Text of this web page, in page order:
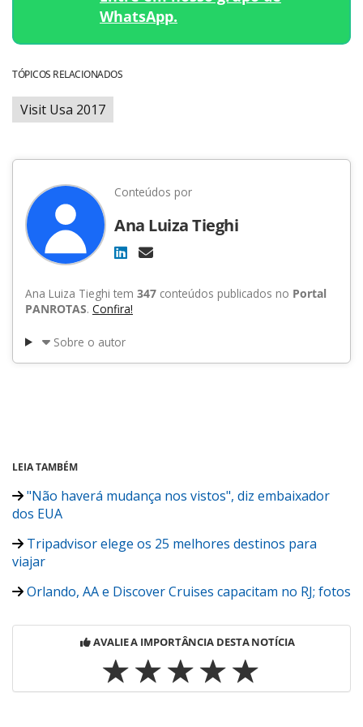
WhatsApp.
TÓPICOS RELACIONADOS
Visit Usa 2017
Conteúdos por
Ana Luiza Tieghi
Ana Luiza Tieghi tem 347 conteúdos publicados no Portal
PANROTAS. Confira!
Sobre o autor
LEIA TAMBÉM
"Não haverá mudança nos vistos", diz embaixador
dos EUA
Tripadvisor elege os 25 melhores destinos para
viajar
Orlando, AA e Discover Cruises capacitam no RJ; fotos
AVALIE A IMPORTÂNCIA DESTA NOTÍCIA